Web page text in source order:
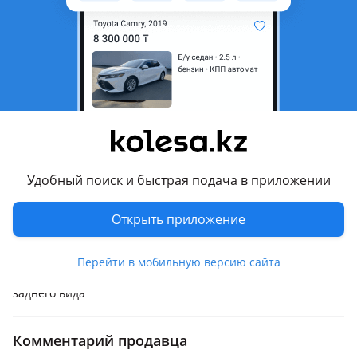
Удобный поиск и быстрая подача в приложении
Открыть приложение
Перейти в мобильную версию сайта
Объем двигателя, л
499 км
Коробка передач
Привод
Слева
Растаможен в Казахстане
Да
литые диски, люк , линзованная оптика, дневные ходовые
огни, омыватель фар , кожа , бесключевой доступ, полный
электропакет, круиз-контроль, парктроники, камера
заднего вида
Комментарий продавца